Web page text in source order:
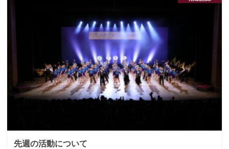
先週の活動について